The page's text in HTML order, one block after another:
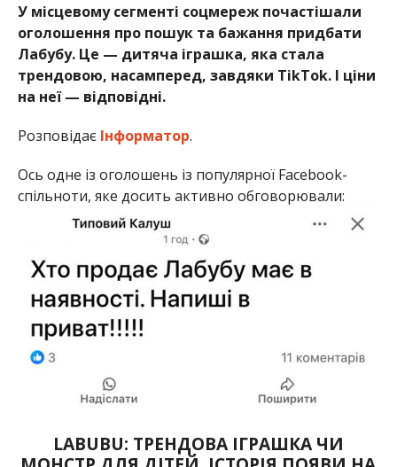
У місцевому сегменті соцмереж почастішали
оголошення про пошук та бажання придбати
Лабубу. Це — дитяча іграшка, яка стала
трендовою, насамперед, завдяки TikTok. І ціни
на неї — відповідні.
Розповідає Інформатор.
Ось одне із оголошень із популярної Facebook-
спільноти, яке досить активно обговорювали:
LABUBU: ТРЕНДОВА ІГРАШКА ЧИ